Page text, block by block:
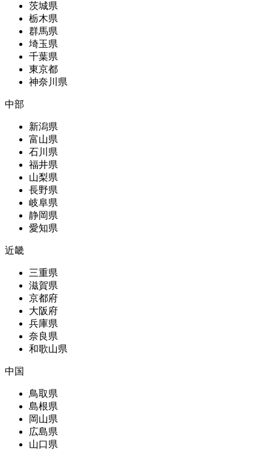
茨城県
栃木県
群馬県
埼玉県
千葉県
東京都
神奈川県
中部
新潟県
富山県
石川県
福井県
山梨県
長野県
岐阜県
静岡県
愛知県
近畿
三重県
滋賀県
京都府
大阪府
兵庫県
奈良県
和歌山県
中国
鳥取県
島根県
岡山県
広島県
山口県